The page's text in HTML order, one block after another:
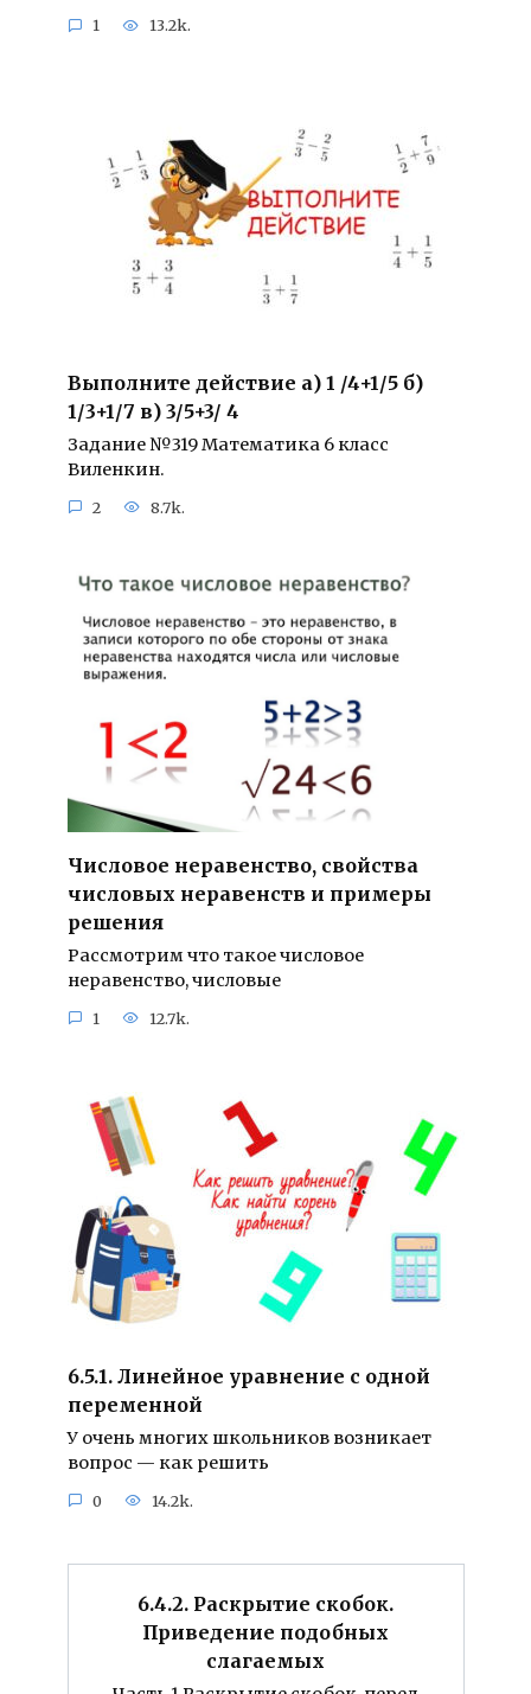
1 13.2k.
Выполните действие а) 1 /4+1/5 б)
1/3+1/7 в) 3/5+3/ 4
Задание №319 Математика 6 класс
Виленкин.
2 8.7k.
Числовое неравенство, свойства
числовых неравенств и примеры
решения
Рассмотрим что такое числовое
неравенство, числовые
1 12.7k.
6.5.1. Линейное уравнение с одной
переменной
У очень многих школьников возникает
вопрос — как решить
0 14.2k.
6.4.2. Раскрытие скобок.
Приведение подобных
слагаемых